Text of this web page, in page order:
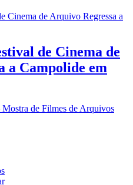
de Cinema de
a Campolide em
de Filmes de Arquivos